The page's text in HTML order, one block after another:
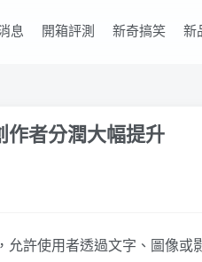
息 開箱評測 新奇搞笑 新
者分潤大幅提升
允許使用者透過文字、圖像